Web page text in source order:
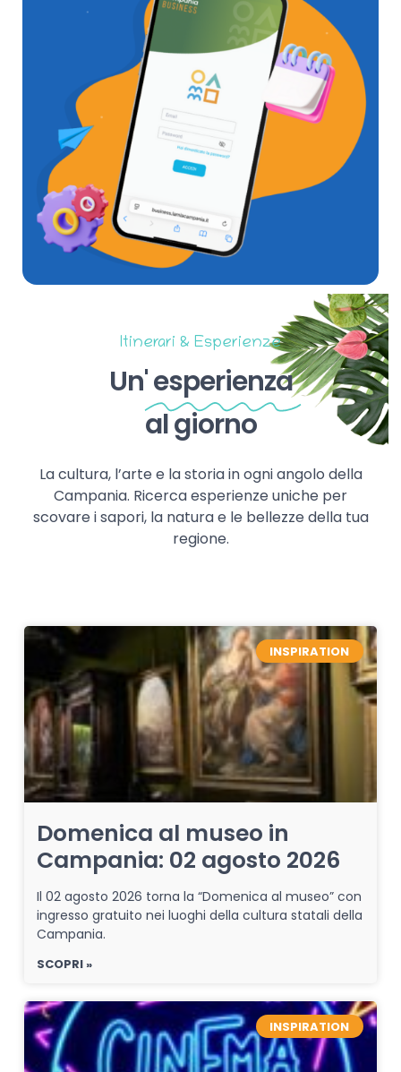
Itinerari & Esperienze
Un'esperienza
al giorno
La cultura, l’arte e la storia in ogni angolo della
Campania. Ricerca esperienze uniche per
scovare i sapori, la natura e le bellezze della tua
regione.
INSPIRATION
Domenica al museo in
Campania: 02 agosto 2026
Il 02 agosto 2026 torna la “Domenica al museo” con
ingresso gratuito nei luoghi della cultura statali della
Campania.
SCOPRI »
INSPIRATION